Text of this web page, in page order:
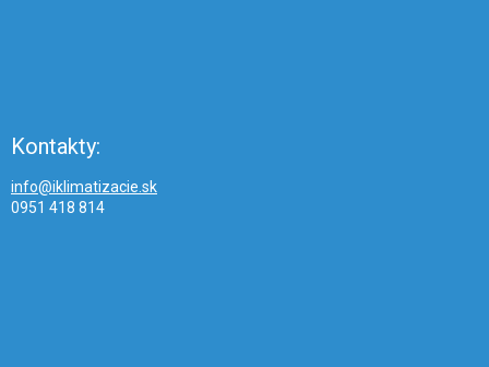
Kontakty:
info@iklimatizacie.sk
0951 418 814